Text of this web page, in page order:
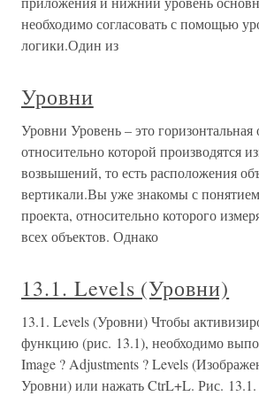
необходимо согласовать с помощью
логики.Один из
Уровни
Уровни Уровень – это горизонтальная
относительно которой производятся
возвышений, то есть расположения
вертикали.Вы уже знакомы с
проекта, относительно которого
всех объектов. Однако
13.1. Levels (Уровни)
13.1. Levels (Уровни) Чтобы
функцию (рис. 13.1), необходимо
Image ? Adjustments ? Levels
Уровни) или нажать CtrL+L. Рис.